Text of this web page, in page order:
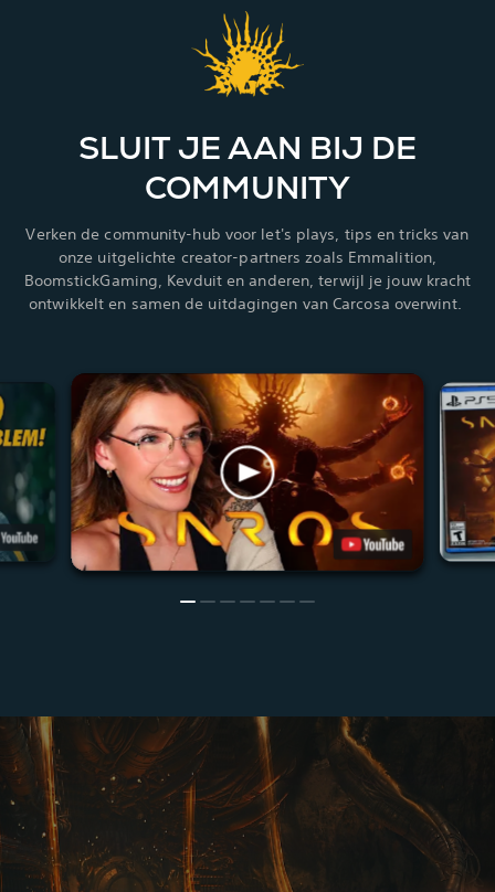
SLUIT JE AAN BIJ DE
COMMUNITY
Verken de community-hub voor let's plays, tips en tricks van
onze uitgelichte creator-partners zoals Emmalition,
BoomstickGaming, Kevduit en anderen, terwijl je jouw kracht
ontwikkelt en samen de uitdagingen van Carcosa overwint.